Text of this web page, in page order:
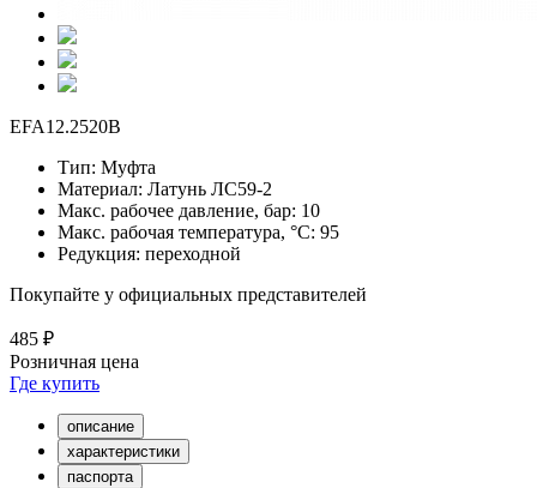
EFA12.2520B
Тип: Муфта
Материал: Латунь ЛС59-2
Макс. рабочее давление, бар: 10
Макс. рабочая температура, °С: 95
Редукция: переходной
Покупайте у официальных представителей
485 ₽
Розничная цена
Где купить
описание
характеристики
паспорта